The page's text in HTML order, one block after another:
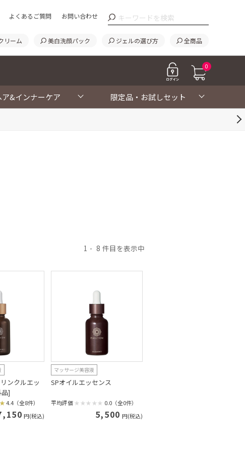
よくあるご質問 お問い合わせ
リーム 美白洗顔パック ジェルの選び方 全商品
0
ア&インナーケア 限定品・お試しセット
1 8
ンクルエッ
]
4.4（全8件）
円(税込)
マッサージ美容液
SPオイルエッセンス
平均評価 0.0（全0件）
5,500 円(税込)